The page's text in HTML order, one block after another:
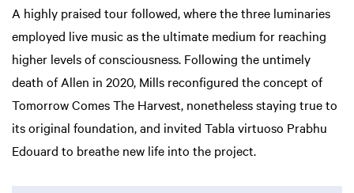
A highly praised tour followed, where the three luminaries
employed live music as the ultimate medium for reaching
higher levels of consciousness. Following the untimely
death of Allen in 2020, Mills reconfigured the concept of
Tomorrow Comes The Harvest, nonetheless staying true to
its original foundation, and invited Tabla virtuoso Prabhu
Edouard to breathe new life into the project.